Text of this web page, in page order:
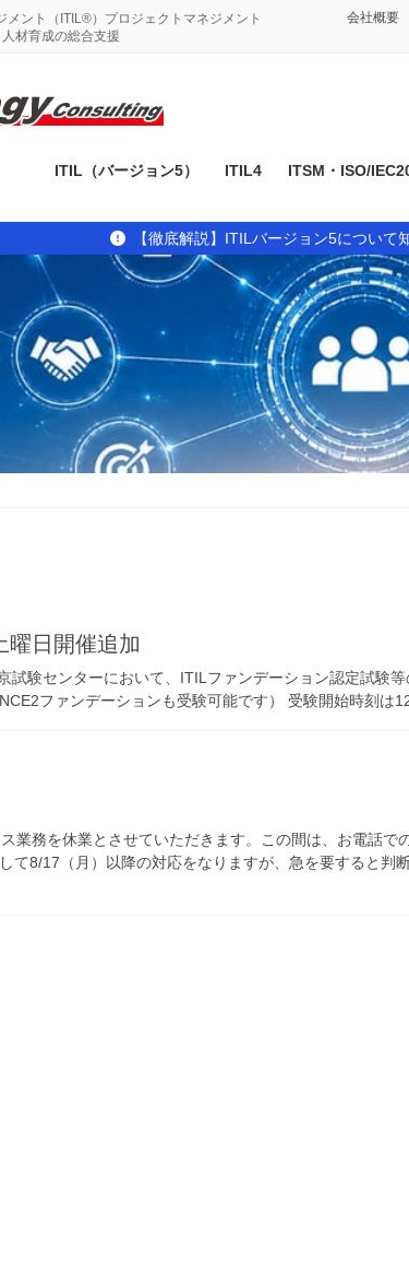
ント（ITIL®）プロジェクトマネジメント
材育成の総合支援
会社概要
ITIL（バージョン5） ITIL4 ITSM・ISO/
【徹底解説】ITILバージョン5について
曜日開催追加
試験センターにおいて、ITILファンデーション認定試験等
ファンデーションも受験可能です） 受験開始時刻は
業務を休業とさせていただきます。この間は、お電話で
て8/17（月）以降の対応をなりますが、急を要すると判